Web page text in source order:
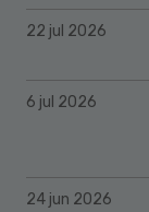
22 jul 2026
6 jul 2026
24 jun 2026